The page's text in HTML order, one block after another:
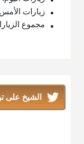
زيارات
مجموع
الشيخ على